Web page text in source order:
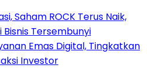
Saham ROCK Terus Naik,
Bisnis Tersembunyi
Emas Digital, Tingkatkan
Investor